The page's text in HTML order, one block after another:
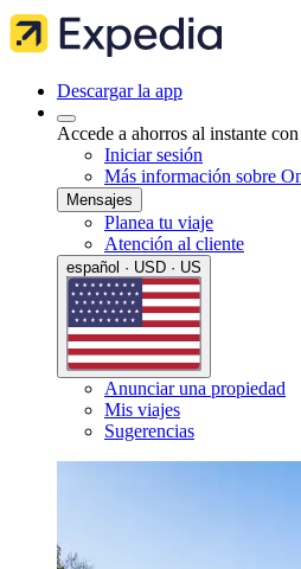
Descargar la app
Accede a ahorros al instante
Iniciar sesión
Más información sobre
Mensajes
Planea tu viaje
Atención al cliente
español · USD · US
Anunciar una propiedad
Mis viajes
Sugerencias